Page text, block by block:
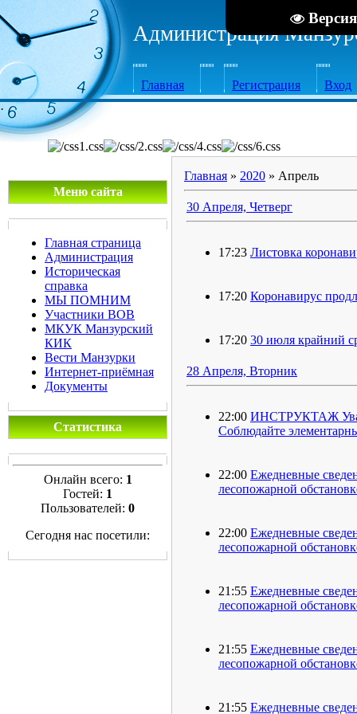
Администрация
Главная Регистрация
Вход
·
Меню сайта
Главная страница
Администрация
Историческая
справка
МЫ ПОМНИМ
Участники ВОВ
МКУК Манзурский
КИК
Вести Манзурки
Интернет-приёмная
Документы
Статистика
Онлайн всего: 1
Гостей: 1
Пользователей: 0
Сегодня нас посетили:
Главная » 2020 » Апрель
30 Апреля, Четверг
17:23 Листовка
17:20 Коронавирус
17:20 30 июля крайний
28 Апреля, Вторник
22:00 ИНСТРУКТАЖ
Соблюдайте
22:00 Ежедневные
лесопожарной
22:00 Ежедневные
лесопожарной
21:55 Ежедневные
лесопожарной
21:55 Ежедневные
лесопожарной
21:55 Ежедневные